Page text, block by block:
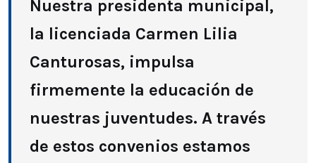
Nuestra presidenta municipal,
la licenciada Carmen Lilia
Canturosas, impulsa
firmemente la educación de
nuestras juventudes. A través
de estos convenios estamos